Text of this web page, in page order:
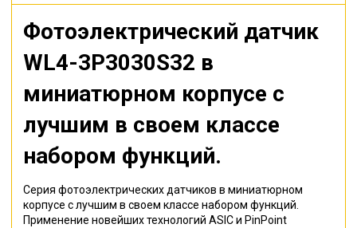
Фотоэлектрический датчик
WL4-3P3030S32 в
миниатюрном корпусе с
лучшим в своем классе
набором функций.
Серия фотоэлектрических датчиков в миниатюрном
корпусе с лучшим в своем классе набором функций.
Применение новейших технологий ASIC и PinPoint